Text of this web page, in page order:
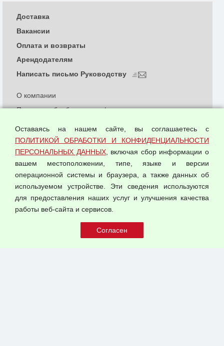
© 2026 ООО "Феникс"
О компании
Политика обработки и конфиденциальности
Согласием на обработку персональных данных
Оферта оптовой купли-продажи
Публичная оферта
Доставка
Вакансии
Оплата и возвраты
Арендодателям
Написать письмо Руководству
Оставаясь на нашем сайте, вы соглашаетесь с
ПОЛИТИКОЙ ОБРАБОТКИ И КОНФИДЕНЦИАЛЬНОСТИ
ПЕРСОНАЛЬНЫХ ДАННЫХ, включая сбор информации о
вашем местоположении, типе, языке и версии
операционной системы и браузера, а также данных об
используемом устройстве. Эти сведения используются
для предоставления наших услуг и улучшения качества
работы веб-сайта и сервисов.